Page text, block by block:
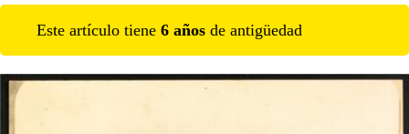
Este artículo tiene 6 años de antigüedad